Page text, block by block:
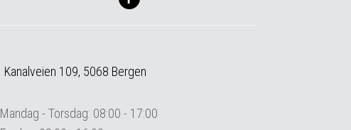
Kanalveien 109, 5068 Bergen
Mandag - Torsdag: 08:00 - 17:00